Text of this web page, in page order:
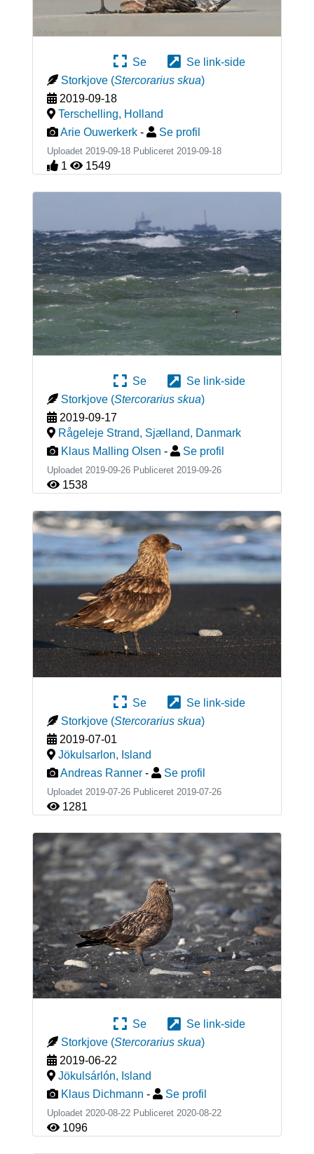
Se
Se link-side
Storkjove (Stercorarius skua)
2019-09-18
Terschelling, Holland
Arie Ouwerkerk - Se profil
Uploadet 2019-09-18 Publiceret 2019-09-18
1 1549
Se
Se link-side
Storkjove (Stercorarius skua)
2019-09-17
Rågeleje Strand, Sjælland, Danmark
Klaus Malling Olsen - Se profil
Uploadet 2019-09-26 Publiceret 2019-09-26
1538
Se
Se link-side
Storkjove (Stercorarius skua)
2019-07-01
Jökulsarlon, Island
Andreas Ranner - Se profil
Uploadet 2019-07-26 Publiceret 2019-07-26
1281
Se
Se link-side
Storkjove (Stercorarius skua)
2019-06-22
Jökulsárlón, Island
Klaus Dichmann - Se profil
Uploadet 2020-08-22 Publiceret 2020-08-22
1096